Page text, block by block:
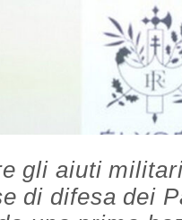
gli aiuti
di difesa dei